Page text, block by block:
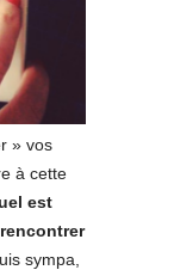
» vos
à cette
est
sympa,